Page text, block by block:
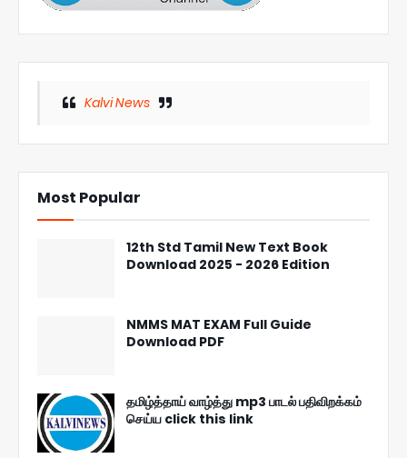
Kalvi News
Most Popular
12th Std Tamil New Text Book
Download 2025 - 2026 Edition
NMMS MAT EXAM Full Guide
Download PDF
தமிழ்த்தாய் வாழ்த்து mp3 பாடல் பதிவிறக்கம்
செய்ய click this link